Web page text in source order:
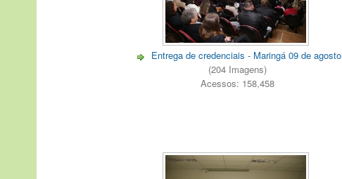
Entrega de credenciais - Maringá 09 de agosto
(204 Imagens)
Acessos: 158,458